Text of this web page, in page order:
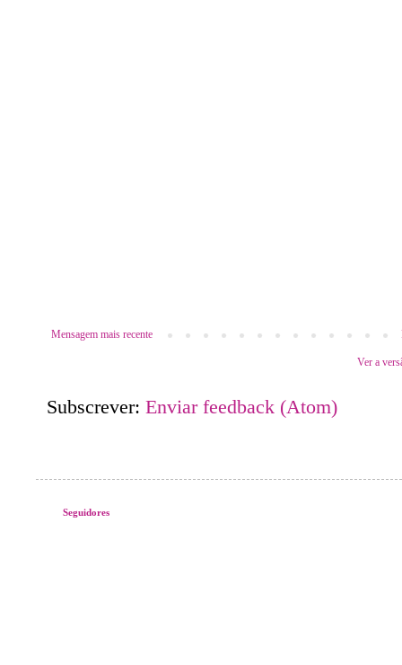
Mensagem mais recente
Ver a
Subscrever: Enviar feedback (Atom)
Seguidores